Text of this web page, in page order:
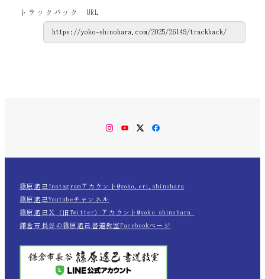
トラックバック URL
Instagram
YouTubeTwitterFacebook
篠原遙己Instagramアカウント@yoko.eri.shinohara
篠原遙己Youtubeチャンネル
篠原遙己Ｘ（旧Twitter）アカウント@yoko_shinohara_
鎌倉市長谷の篠原遙己書道教室Facebookページ